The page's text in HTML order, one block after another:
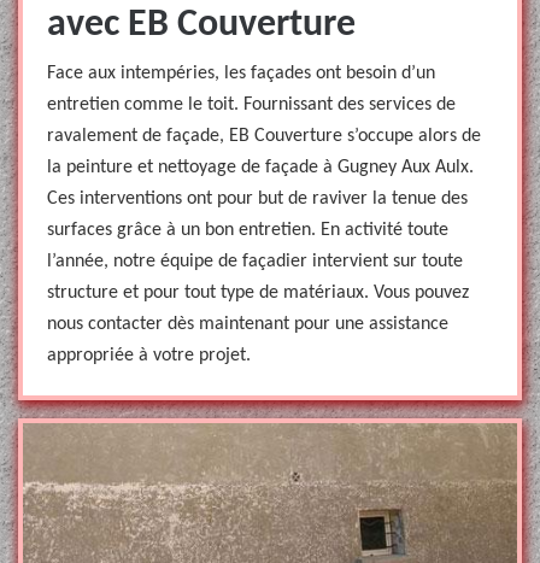
avec EB Couverture
Face aux intempéries, les façades ont besoin d’un
entretien comme le toit. Fournissant des services de
ravalement de façade, EB Couverture s’occupe alors de
la peinture et nettoyage de façade à Gugney Aux Aulx.
Ces interventions ont pour but de raviver la tenue des
surfaces grâce à un bon entretien. En activité toute
l’année, notre équipe de façadier intervient sur toute
structure et pour tout type de matériaux. Vous pouvez
nous contacter dès maintenant pour une assistance
appropriée à votre projet.